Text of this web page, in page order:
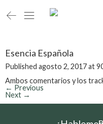
Esencia Española
Published agosto 2, 2017at
Ambos comentarios y los
← Previous
Next →